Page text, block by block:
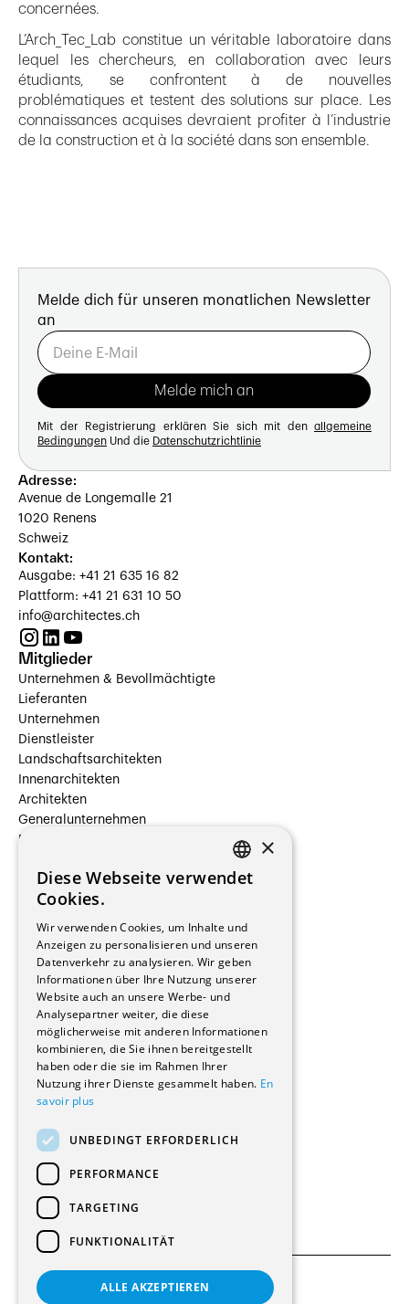
concernées.
L’Arch_Tec_Lab constitue un véritable laboratoire dans
lequel les chercheurs, en collaboration avec leurs
étudiants, se confrontent à de nouvelles
problématiques et testent des solutions sur place. Les
connaissances acquises devraient profiter à l’industrie
de la construction et à la société dans son ensemble.
Melde dich für unseren monatlichen Newsletter
an
Mit der Registrierung erklären Sie sich mit den allgemeine
Bedingungen Und die Datenschutzrichtlinie
Adresse:
Avenue de Longemalle 21
1020 Renens
Schweiz
Kontakt:
Ausgabe: +41 21 635 16 82
Plattform: +41 21 631 10 50
info@architectes.ch
Mitglieder
Unternehmen & Bevollmächtigte
Lieferanten
Unternehmen
Dienstleister
Landschaftsarchitekten
Innenarchitekten
Architekten
Generalunternehmen
Beauftragte Unternehmen
Hersteller/Lieferanten
Bauherrschaften
Stockwerkeigentum
Reportagen
Wohnungen
Renovierungen
Innere Umbauten
Gastgewerbe und Tourismus
Verwaltungsgebäude und Geschäfte
Schuleinrichtungen
Medizinische Einrichtungen
Kultur - Sport - Freizeit
Industrie - Handwerk
Transport und Parkplätze
Diverse Bauten
Allgemeine Bedingungen
FRENCH
×
Diese Webseite verwendet
Cookies.
Wir verwenden Cookies, um Inhalte und
Anzeigen zu personalisieren und unseren
Datenverkehr zu analysieren. Wir geben
Informationen über Ihre Nutzung unserer
Website auch an unsere Werbe- und
Analysepartner weiter, die diese
möglicherweise mit anderen Informationen
kombinieren, die Sie ihnen bereitgestellt
haben oder die sie im Rahmen Ihrer
Nutzung ihrer Dienste gesammelt haben. En
savoir plus
UNBEDINGT ERFORDERLICH
PERFORMANCE
TARGETING
FUNKTIONALITÄT
ALLE AKZEPTIEREN